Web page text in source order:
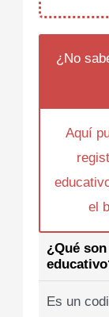
¿No
Aquí
el
¿Qué
Es un